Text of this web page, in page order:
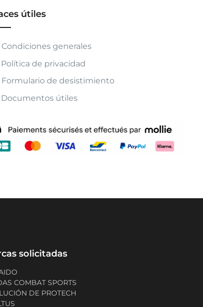
útiles
Condiciones generales
Política de privacidad
Formulario de desistimiento
Documentos útiles
solicitadas
COMBAT SPORTS
DE PROTECH